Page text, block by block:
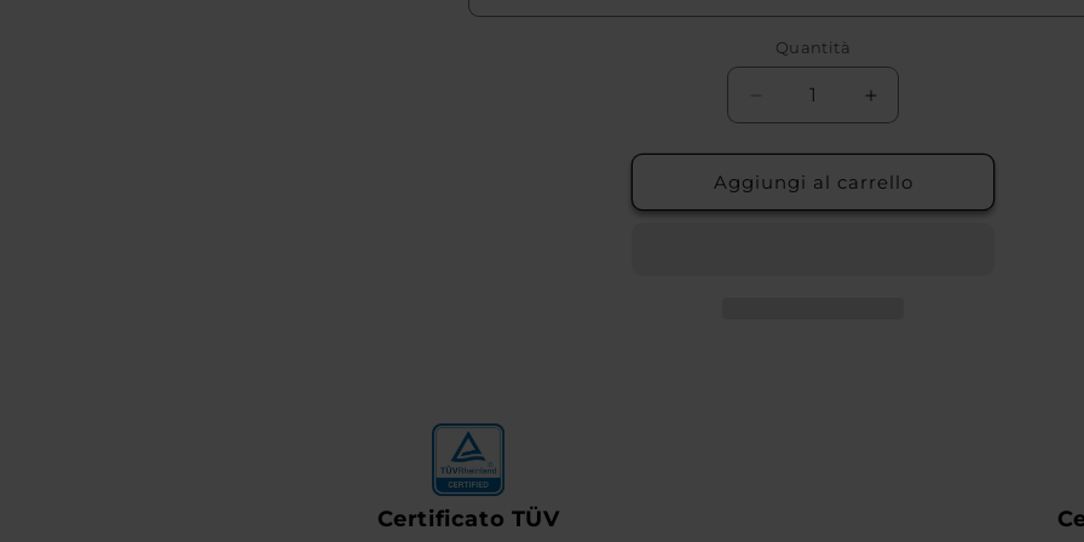
Quantità
Diminuisci
quantità
per
ALLEGGERITA
HLT
Aumenta
quantità
per
ALLEGGERITA
HLT
Aggiungi al carrello
Certificato TÜV